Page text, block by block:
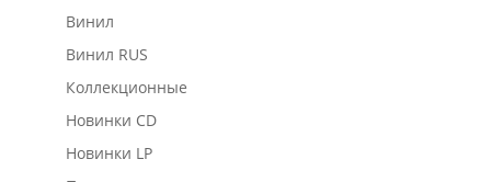
Винил
Винил RUS
Коллекционные
Новинки CD
Новинки LP